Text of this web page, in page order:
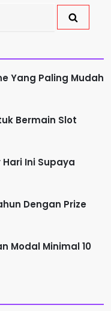
Yang Paling Mudah
Bermain Slot
Ini Supaya
Dengan Prize
Modal Minimal 10